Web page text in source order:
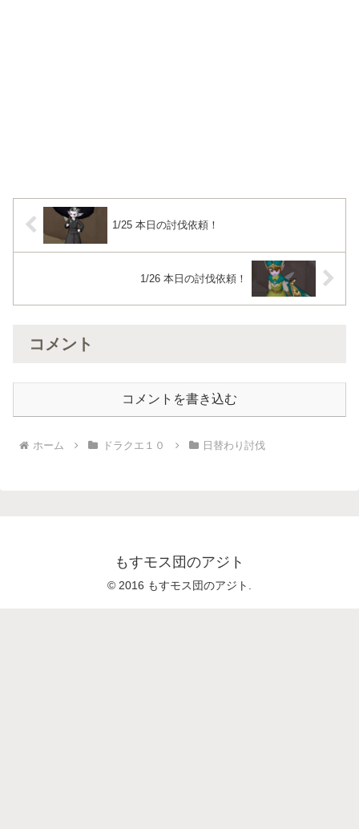
1/25 本日の討伐依頼！
1/26 本日の討伐依頼！
コメント
コメントを書き込む
ホーム ドラクエ１０ 日替わり討伐
もすモス団のアジト
© 2016 もすモス団のアジト.